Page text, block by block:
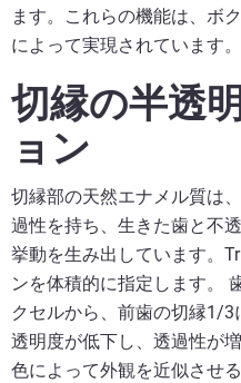
ます。これらの機能は、ボ
によって実現されています。
切縁の半透
ョン
切縁部の天然エナメル質は
過性を持ち、生きた歯と不
挙動を生み出しています。
ンを体積的に指定します。
クセルから、前歯の切縁1/
透明度が低下し、透過性が
色によって外観を近似させ